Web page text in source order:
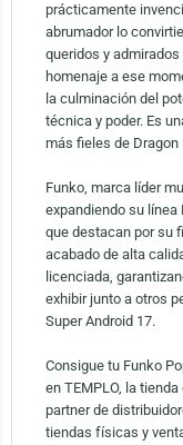
prácticamente
abrumador lo
queridos y
homenaje a ese
la culminación del
técnica y poder. Es
más fieles de Dragon
Funko, marca líder
expandiendo su línea
que destacan por su
acabado de alta
licenciada,
exhibir junto a otros
Super Android 17.
Consigue tu Funko
en TEMPLO, la
partner de
tiendas físicas y